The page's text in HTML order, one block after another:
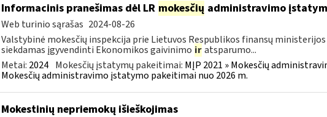
Informacinis pranešimas dėl LR mokesčių administravimo
Web turinio sąrašas 2024-08-26
Valstybinė mokesčių inspekcija prie Lietuvos Respublikos finansų
siekdamas įgyvendinti Ekonomikos gaivinimo ir atsparumo...
Metai: 2024 Mokesčių įstatymų pakeitimai: MĮP 2021 » Mokesčių
Mokesčių administravimo įstatymo pakeitimai nuo 2026 m.
Mokestinių nepriemokų išieškojimas